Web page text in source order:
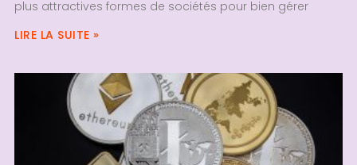
plus attractives formes de sociétés pour bien gérer
LIRE LA SUITE »